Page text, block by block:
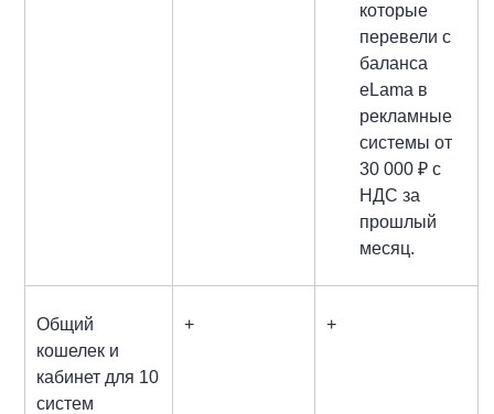
которые
перевели с
баланса
eLama в
рекламные
системы от
30 000 ₽ с
НДС за
прошлый
месяц.
Общий
кошелек и
кабинет для 10
систем
+ +